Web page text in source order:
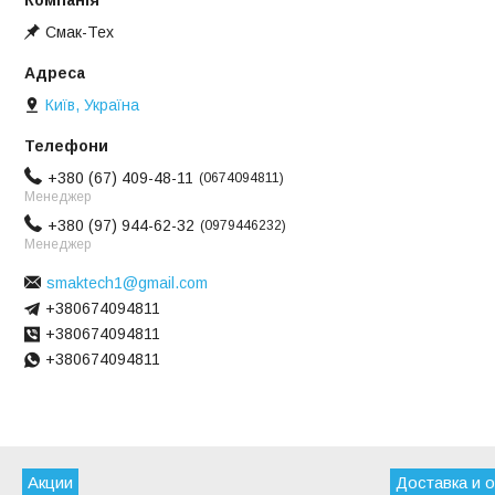
Смак-Тех
Київ, Україна
+380 (67) 409-48-11
0674094811
Менеджер
+380 (97) 944-62-32
0979446232
Менеджер
smaktech1@gmail.com
+380674094811
+380674094811
+380674094811
Акции Доставка и